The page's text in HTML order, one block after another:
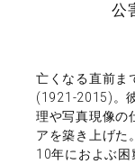
公
亡くなる直前ま
(1921-2015)。
理や写真現像の
アを築き上げた
10年におよぶ